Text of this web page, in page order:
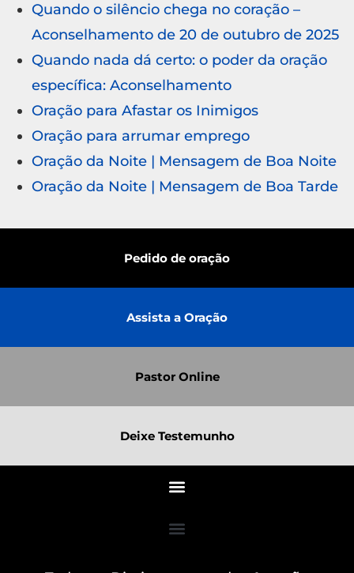
Quando o silêncio chega no coração –
Aconselhamento de 20 de outubro de 2025
Quando nada dá certo: o poder da oração
específica: Aconselhamento
Oração para Afastar os Inimigos
Oração para arrumar emprego
Oração da Noite | Mensagem de Boa Noite
Oração da Noite | Mensagem de Boa Tarde
Pedido de oração
Assista a Oração
Pastor Online
Deixe Testemunho